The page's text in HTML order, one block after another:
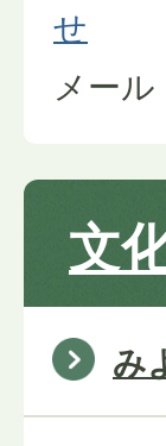
せ
メー
文
み